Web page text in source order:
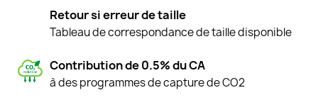
Retour si erreur de taille
Tableau de correspondance de taille disponible
Contribution de 0.5% du CA
à des programmes de capture de CO2